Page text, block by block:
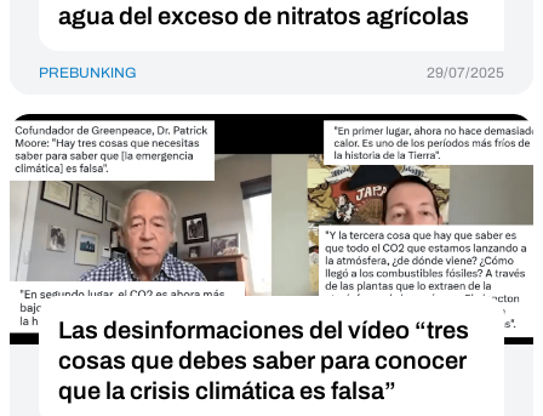
agua del exceso de nitratos agrícolas
PREBUNKING 29/07/2025
Las desinformaciones del vídeo “tres
cosas que debes saber para conocer
que la crisis climática es falsa”